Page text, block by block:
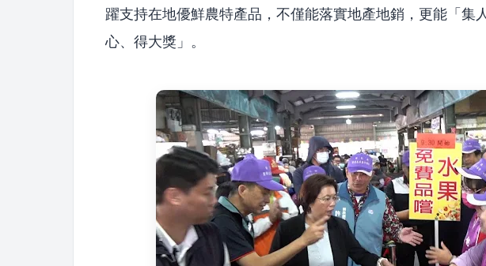
躍支持在地優鮮農特產品，不僅能落實地產地銷，更能「集
心、得大獎」。